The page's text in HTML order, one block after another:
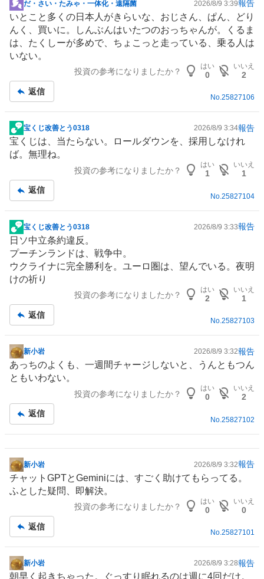
掲
示
板
記
事
だ・さい・たみゃ・一体化・遠隔菌 2026/8/9 3:39報告
いとこと多くの日本人がきらいな、おじさん、ぱん、どり
んく、買いに。しんぶんはいたつのおっちゃんが。くるま
は、たくしーが多めで、ちょこっと走っている、乗る人は
いない。
投資の参考になりましたか？
はい
0
いいえ
2
返信
No.25827106
掲
示
板
宝くじ改善とう0318 2026/8/9 3:34報告
宝くじは、当たらない。ロールダウンを、採用しなけれ
ば。無理ね。
投資の参考になりましたか？
はい
1
いいえ
1
返信
No. 25827104
掲
示
板
記
事
宝くじ改善とう0318 2026/8/9 3:33報告
日ソ中立条約違反。
プーチンランドは、戦争中。
ウクライナに完全勝利を。ユーロ圏は、望んでいる。夜明
けの祈り
投資の参考になりましたか？
はい
2
いいえ
1
返信
No.25827103
掲
示
板
新小岩 2026/8/9 3:32報告
あっちのよくも、一週間チャージしないと、うんともつん
ともいわない。
投資の参考になりましたか？
はい
0
いいえ
2
返信
No. 25827102
掲
示
板
新小岩 2026/8/9 3:32報告
チャット GPTとGeminiには、すごく助けてもらってる。
ふとした疑問、即解決。
投資の参考になりましたか？
はい
0
いいえ
0
返信
No.25827101
掲
新小岩 2026/8/9 3:28報告
朝早く起きちゃった。ぐっすり眠れるのは週に4回だけ。